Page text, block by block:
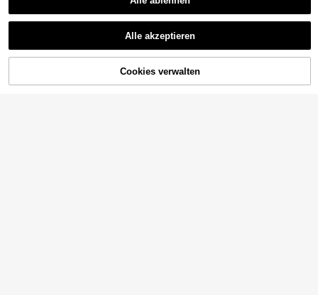
ZUM WARENKORB HINZUFÜGEN
Alle akzeptieren
Cookies verwalten